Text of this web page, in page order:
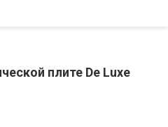
плите De Luxe